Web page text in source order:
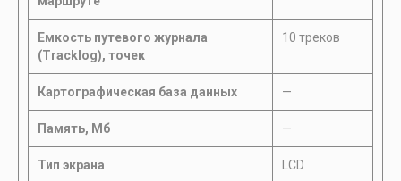
Емкость путевого журнала
(Tracklog), точек
10 треков
Картографическая база данных —
Память, Мб —
Тип экрана LCD